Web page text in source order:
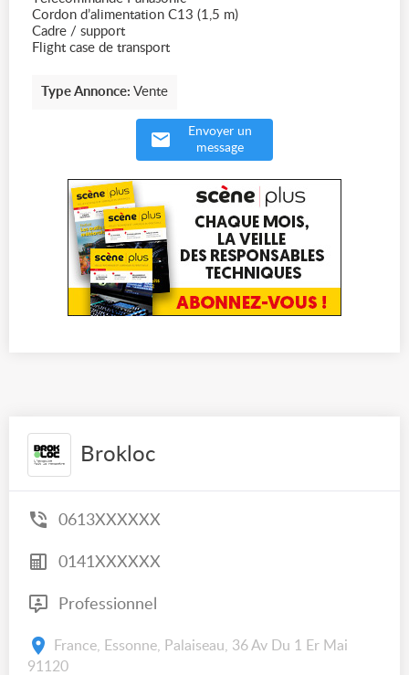
Cordon d’alimentation C13 (1,5 m)
Cadre / support
Flight case de transport
Type Annonce: Vente
Envoyer un
message
Brokloc
0613XXXXXX
0141XXXXXX
Professionnel
France, Essonne, Palaiseau, 36 Av Du 1 Er Mai
91120